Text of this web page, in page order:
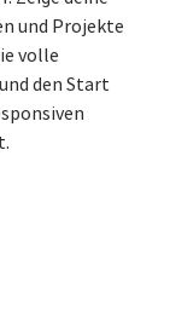
und Projekte
volle
den Start